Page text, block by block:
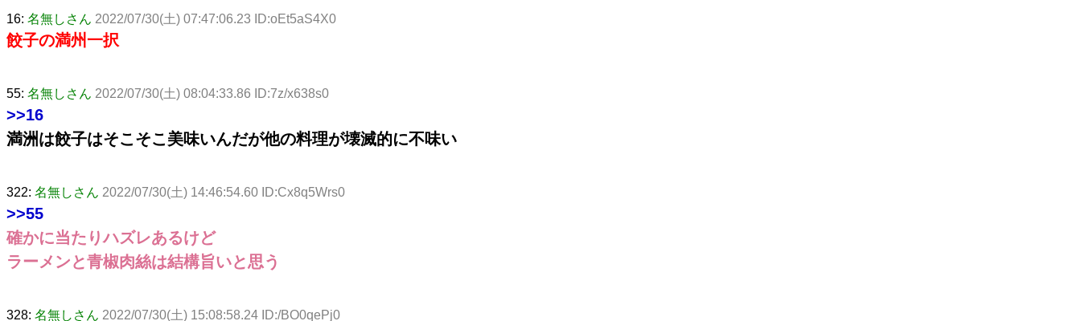
16: 名無しさん 2022/07/30(土) 07:47:06.23 ID:oEt5aS4X0
餃子の満州一択
55: 名無しさん 2022/07/30(土) 08:04:33.86 ID:7z/x638s0
>>16
満洲は餃子はそこそこ美味いんだが他の料理が壊滅的に不味い
322: 名無しさん 2022/07/30(土) 14:46:54.60 ID:Cx8q5Wrs0
>>55
確かに当たりハズレあるけど
ラーメンと青椒肉絲は結構旨いと思う
328: 名無しさん 2022/07/30(土) 15:08:58.24 ID:/BO0qePj0